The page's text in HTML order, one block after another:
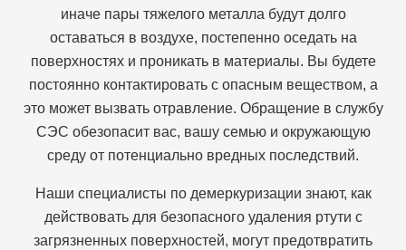
иначе пары тяжелого металла будут долго
оставаться в воздухе, постепенно оседать на
поверхностях и проникать в материалы. Вы будете
постоянно контактировать с опасным веществом, а
это может вызвать отравление. Обращение в службу
СЭС обезопасит вас, вашу семью и окружающую
среду от потенциально вредных последствий.
Наши специалисты по демеркуризации знают, как
действовать для безопасного удаления ртути с
загрязненных поверхностей, могут предотвратить